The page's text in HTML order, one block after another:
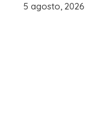
5 agosto, 2026